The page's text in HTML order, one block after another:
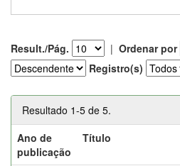
Result./Pág. | Ordenar por
Registro(s)
Resultado 1-5 de 5.
Ano de
publicação
Título